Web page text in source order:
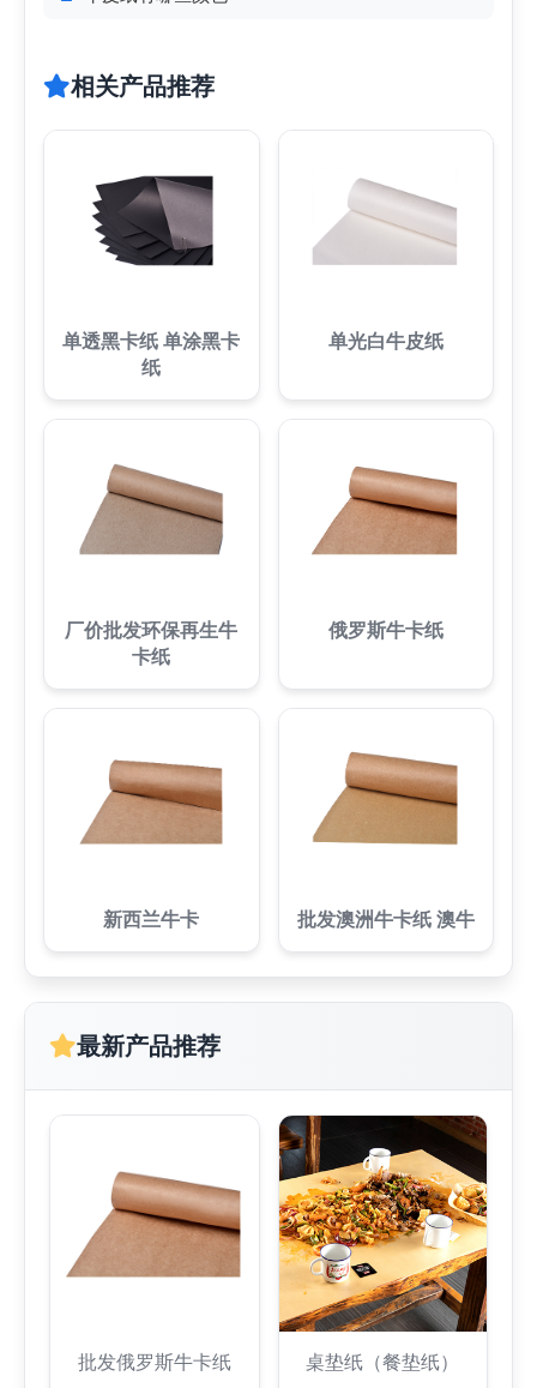
相关产品推荐
单透黑卡纸 单涂黑卡
纸
单光白牛皮纸
厂价批发环保再生牛
卡纸
俄罗斯牛卡纸
新西兰牛卡 批发澳洲牛卡纸 澳牛
最新产品推荐
批发俄罗斯牛卡纸 桌垫纸（餐垫纸）